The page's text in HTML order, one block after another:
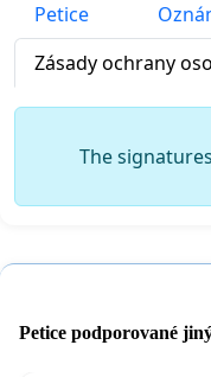
Petice
Zásady ochrany
The
Petice podporované